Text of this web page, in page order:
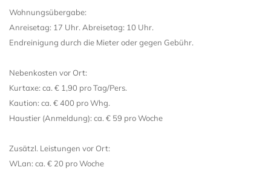
Wohnungsübergabe:
Anreisetag: 17 Uhr. Abreisetag: 10 Uhr.
Endreinigung durch die Mieter oder gegen Gebühr.
Nebenkosten vor Ort:
Kurtaxe: ca. € 1,90 pro Tag/Pers.
Kaution: ca. € 400 pro Whg.
Haustier (Anmeldung): ca. € 59 pro Woche
Zusätzl. Leistungen vor Ort:
WLan: ca. € 20 pro Woche